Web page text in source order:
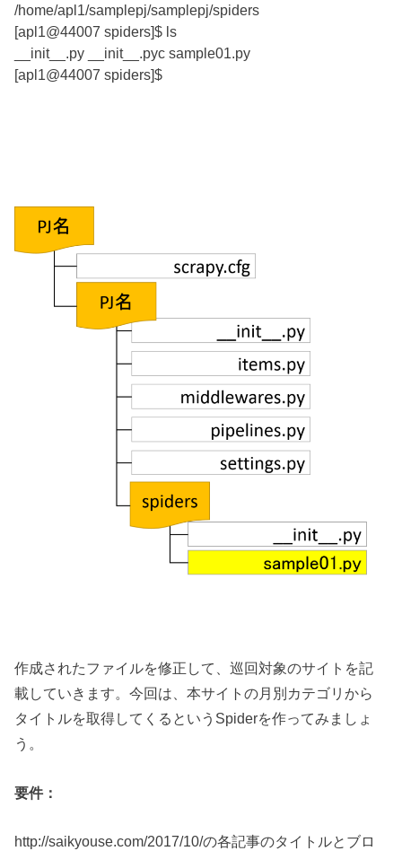
/home/apl1/samplepj/samplepj/spiders
[apl1@44007 spiders]$ ls
__init__.py __init__.pyc sample01.py
[apl1@44007 spiders]$
作成されたファイルを修正して、巡回対象のサイトを記
載していきます。今回は、本サイトの月別カテゴリから
タイトルを取得してくるというSpiderを作ってみましょ
う。
要件：
http://saikyouse.com/2017/10/の各記事のタイトルとブロ